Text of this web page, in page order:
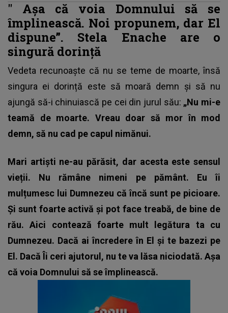
" Așa că voia Domnului să se
împlinească. Noi propunem, dar El
dispune”. Stela Enache are o
singură dorință
Vedeta recunoaște că nu se teme de moarte, însă
singura ei dorință este să moară demn și să nu
ajungă să-i chinuiască pe cei din jurul său: „Nu mi-e
teamă de moarte. Vreau doar să mor în mod
demn, să nu cad pe capul nimănui.
Mari artiști ne-au părăsit, dar acesta este sensul
vieții. Nu rămâne nimeni pe pământ. Eu îi
mulțumesc lui Dumnezeu că încă sunt pe picioare.
Și sunt foarte activă și pot face treabă, de bine de
rău. Aici contează foarte mult legătura ta cu
Dumnezeu. Dacă ai încredere în El și te bazezi pe
El. Dacă Îi ceri ajutorul, nu te va lăsa niciodată. Așa
că voia Domnului să se împlinească.